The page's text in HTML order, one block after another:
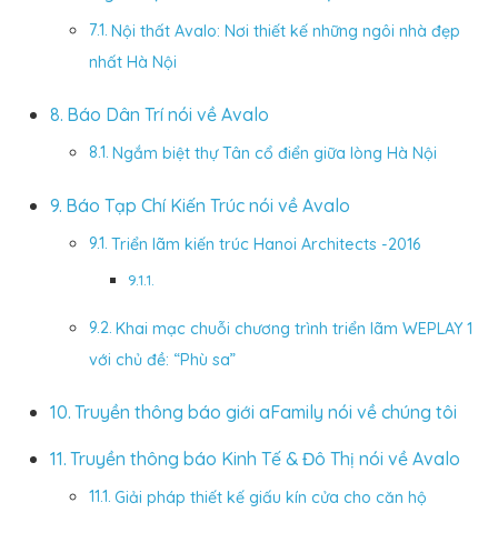
Nội thất Avalo: Nơi thiết kế những ngôi nhà đẹp
nhất Hà Nội
Báo Dân Trí nói về Avalo
Ngắm biệt thự Tân cổ điển giữa lòng Hà Nội
Báo Tạp Chí Kiến Trúc nói về Avalo
Triển lãm kiến trúc Hanoi Architects -2016
Khai mạc chuỗi chương trình triển lãm WEPLAY 1
với chủ đề: “Phù sa”
Truyền thông báo giới aFamily nói về chúng tôi
Truyền thông báo Kinh Tế & Đô Thị nói về Avalo
Giải pháp thiết kế giấu kín cửa cho căn hộ